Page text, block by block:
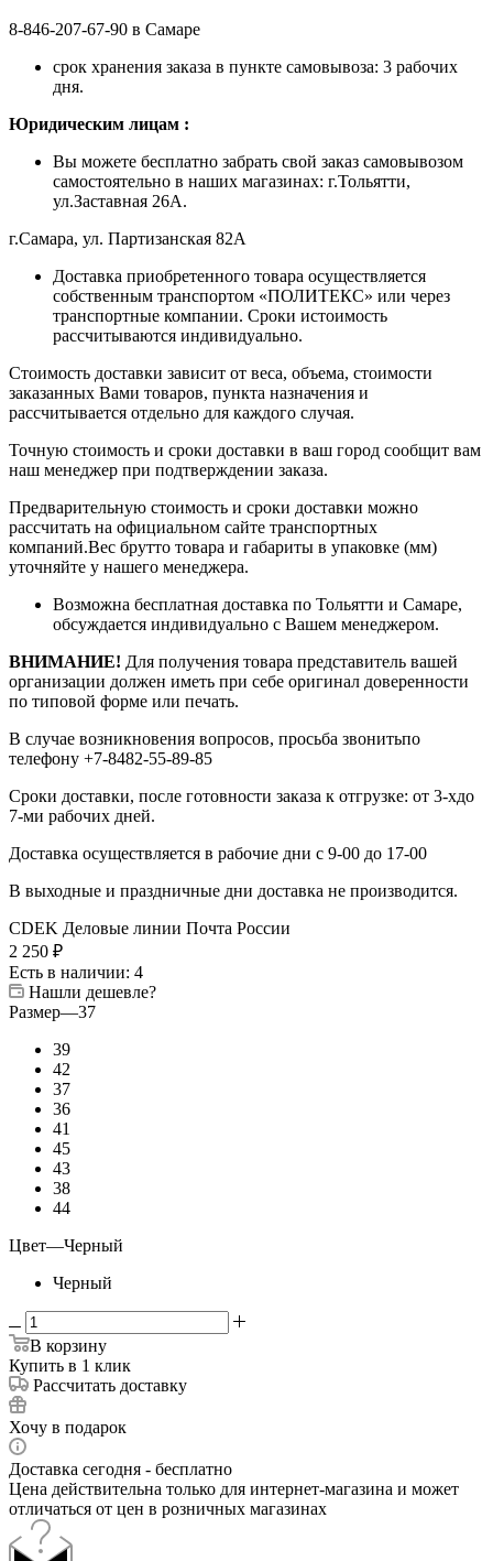
8-846-207-67-90 в Самаре
срок хранения заказа в пункте самовывоза: 3 рабочих
дня.
Юридическим лицам :
Вы можете бесплатно забрать свой заказ самовывозом
самостоятельно в наших магазинах: г.Тольятти,
ул.Заставная 26А.
г.Самара, ул. Партизанская 82А
Доставка приобретенного товара осуществляется
собственным транспортом «ПОЛИТЕКС» или через
транспортные компании. Сроки истоимость
рассчитываются индивидуально.
Стоимость доставки зависит от веса, объема, стоимости
заказанных Вами товаров, пункта назначения и
рассчитывается отдельно для каждого случая.
Точную стоимость и сроки доставки в ваш город сообщит вам
наш менеджер при подтверждении заказа.
Предварительную стоимость и сроки доставки можно
рассчитать на официальном сайте транспортных
компаний.Вес брутто товара и габариты в упаковке (мм)
уточняйте у нашего менеджера.
Возможна бесплатная доставка по Тольятти и Самаре,
обсуждается индивидуально с Вашем менеджером.
ВНИМАНИЕ! Для получения товара представитель вашей
организации должен иметь при себе оригинал доверенности
по типовой форме или печать.
В случае возникновения вопросов, просьба звонитьпо
телефону +7-8482-55-89-85
Сроки доставки, после готовности заказа к отгрузке: от 3-хдо
7-ми рабочих дней.
Доставка осуществляется в рабочие дни с 9-00 до 17-00
В выходные и праздничные дни доставка не производится.
CDEK Деловые линии Почта России
2 250 ₽
Есть в наличии: 4
Нашли дешевле?
Размер—37
39
42
37
36
41
45
43
38
44
Цвет—Черный
Черный
В корзину
Купить в 1 клик
Рассчитать доставку
Хочу в подарок
Доставка сегодня - бесплатно
Цена действительна только для интернет-магазина и может
отличаться от цен в розничных магазинах